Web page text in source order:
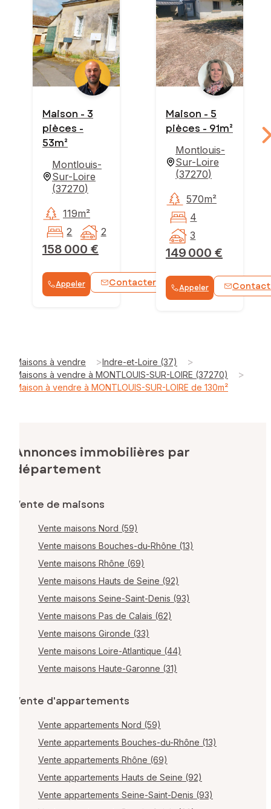
Maison - 3
pièces -
53m²
Montlouis-
Sur-Loire
(37270)
158 000 €
119m²
2
2
Appeler Contacter WhatsApp
Maison - 5
pièces - 91m²
Montlouis-
Sur-Loire
(37270)
149 000 €
570m²
4
3
Appeler
Maisons à vendre >Indre-et-Loire (37) >
Maisons à vendre à MONTLOUIS-SUR-LOIRE (37270) >
Maison à vendre à MONTLOUIS-SUR-LOIRE de 130m²
Annonces immobilières par
département
Vente de maisons
Vente maisons Nord (59)
Vente maisons Bouches-du-Rhône (13)
Vente maisons Rhône (69)
Vente maisons Hauts de Seine (92)
Vente maisons Seine-Saint-Denis (93)
Vente maisons Pas de Calais (62)
Vente maisons Gironde (33)
Vente maisons Loire-Atlantique (44)
Vente maisons Haute-Garonne (31)
Vente d'appartements
Vente appartements Nord (59)
Vente appartements Bouches-du-Rhône (13)
Vente appartements Rhône (69)
Vente appartements Hauts de Seine (92)
Vente appartements Seine-Saint-Denis (93)